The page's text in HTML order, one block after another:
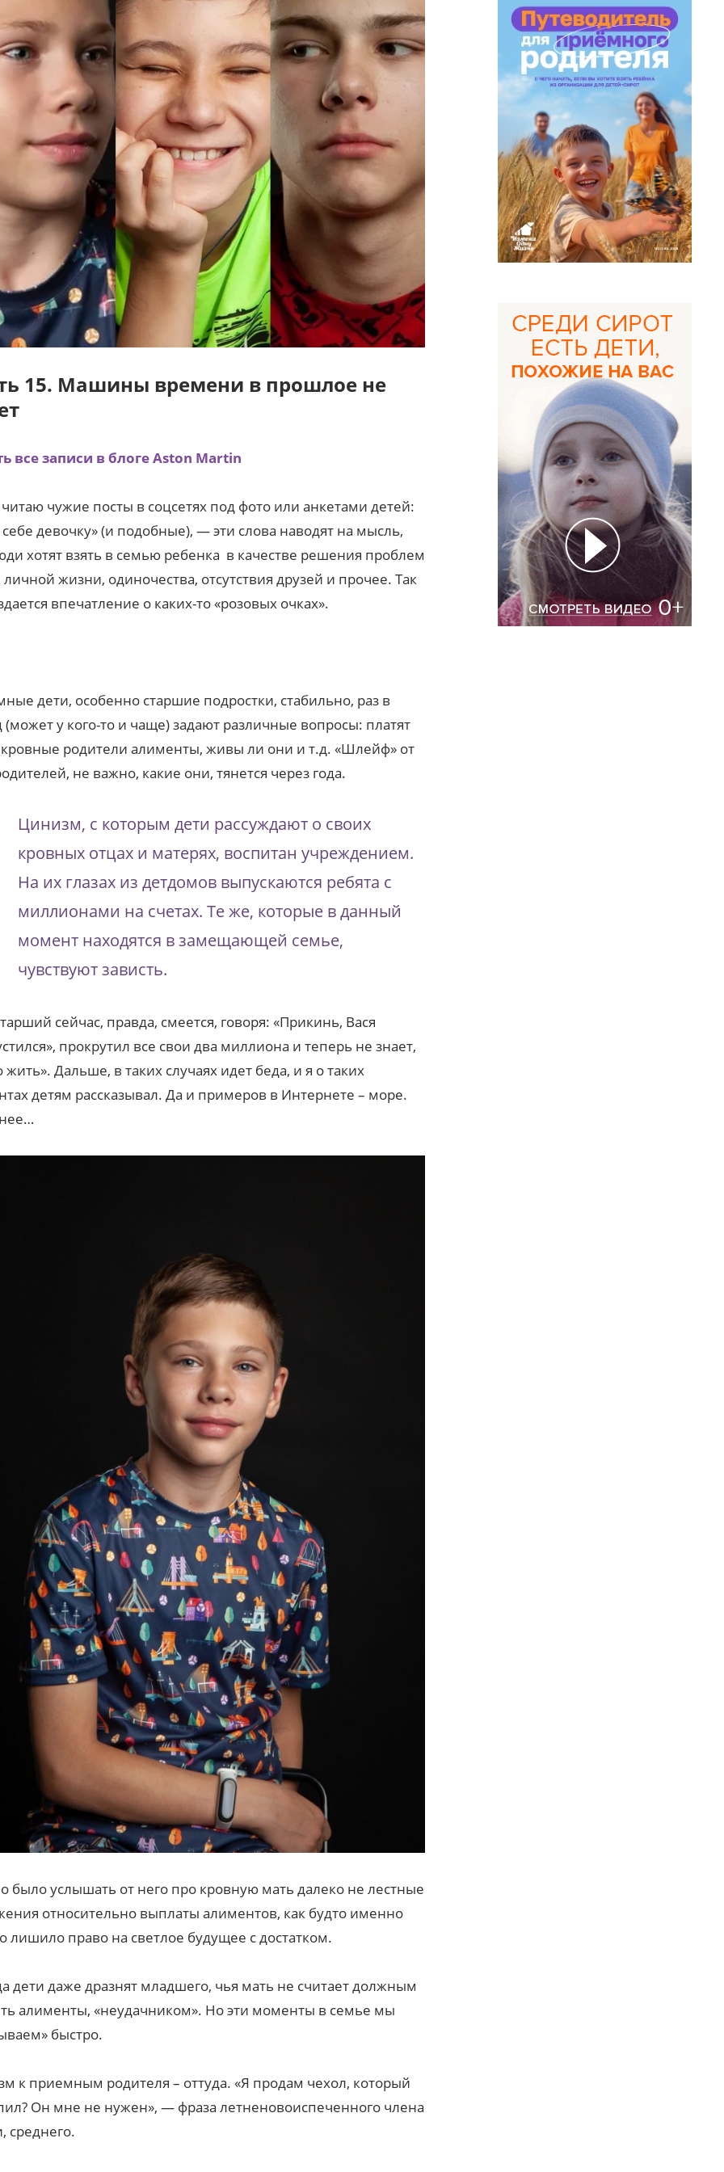
15. Машины времени в прошлое не
все записи в блоге Aston Martin
читаю чужие посты в соцсетях под фото или анкетами детей:
себе девочку» (и подобные), — эти слова наводят на мысль,
хотят взять в семью ребенка в качестве решения проблем
личной жизни, одиночества, отсутствия друзей и прочее. Так
впечатление о каких-то «розовых очках».
дети, особенно старшие подростки, стабильно, раз в
(может у кого-то и чаще) задают различные вопросы: платят
родители алименты, живы ли они и т.д. «Шлейф» от
не важно, какие они, тянется через года.
Цинизм, с которым дети рассуждают о своих
кровных отцах и матерях, воспитан учреждением.
На их глазах из детдомов выпускаются ребята с
миллионами на счетах. Те же, которые в данный
момент находятся в замещающей семье,
чувствуют зависть.
сейчас, правда, смеется, говоря: «Прикинь, Вася
прокрутил все свои два миллиона и теперь не знает,
жить». Дальше, в таких случаях идет беда, и я о таких
детям рассказывал. Да и примеров в Интернете – море.
было услышать от него про кровную мать далеко не лестные
относительно выплаты алиментов, как будто именно
лишило право на светлое будущее с достатком.
дети даже дразнят младшего, чья мать не считает должным
алименты, «неудачником». Но эти моменты в семье мы
быстро.
к приемным родителя – оттуда. «Я продам чехол, который
Он мне не нужен», — фраза летненовоиспеченного члена
среднего.